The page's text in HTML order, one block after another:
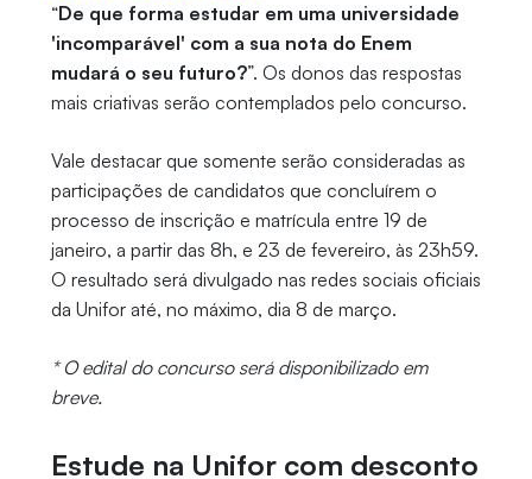
“De que forma estudar em uma universidade
'incomparável' com a sua nota do Enem
mudará o seu futuro?”. Os donos das respostas
mais criativas serão contemplados pelo concurso.
Vale destacar que somente serão consideradas as
participações de candidatos que concluírem o
processo de inscrição e matrícula entre 19 de
janeiro, a partir das 8h, e 23 de fevereiro, às 23h59.
O resultado será divulgado nas redes sociais oficiais
da Unifor até, no máximo, dia 8 de março.
* O edital do concurso será disponibilizado em
breve.
Estude na Unifor com desconto